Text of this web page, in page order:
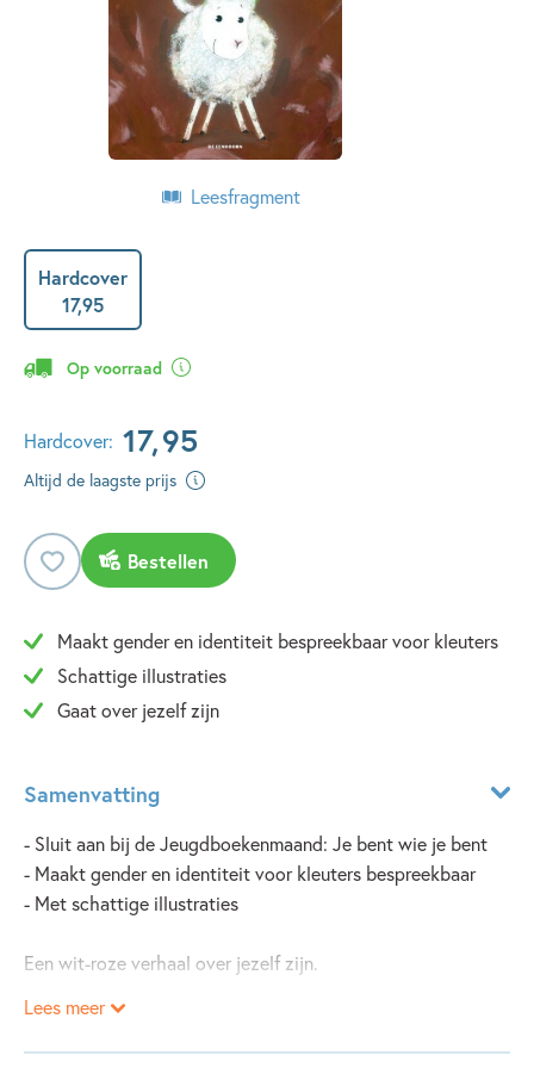
Leesfragment
Hardcover
17,95
Op voorraad
Hardcover: 17,95
Altijd de laagste prijs
Bestellen
Maakt gender en identiteit bespreekbaar voor kleuters
Schattige illustraties
Gaat over jezelf zijn
Samenvatting
- Sluit aan bij de Jeugdboekenmaand: Je bent wie je bent
- Maakt gender en identiteit voor kleuters bespreekbaar
- Met schattige illustraties
Een wit-roze verhaal over jezelf zijn.
In de wei grazen de schapen in hun mooie, witte trui. In de
poel liggen de varkens. Ze rollen door de modder. Dan zit er
Lees meer